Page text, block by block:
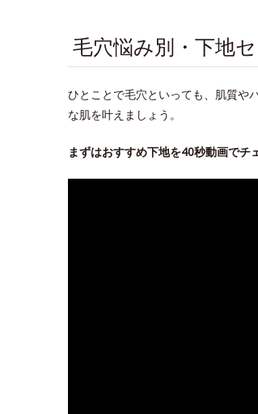
毛穴悩み別・下地
ひとことで毛穴といっても、肌質や
な肌を叶えましょう。
まずはおすすめ下地を40秒動画でチ